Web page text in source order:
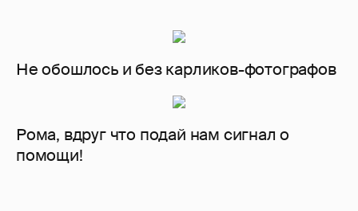
Не обошлось и без карликов-фотографов
Рома, вдруг что подай нам сигнал о
помощи!